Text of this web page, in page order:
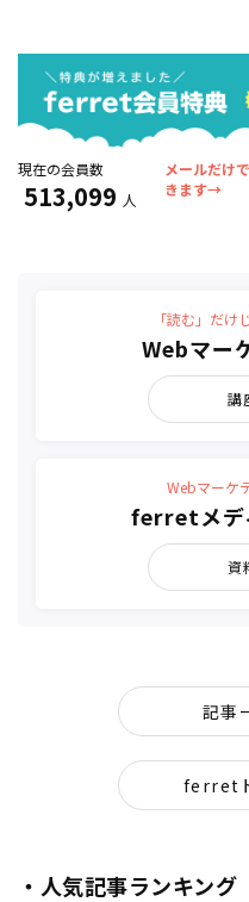
現在の会員数
513,099 人
メールだけ
きます→
「読む」だけ
Webマー
講
Webマーケ
ferretメデ
資
記事
ferret
・人気記事ランキング